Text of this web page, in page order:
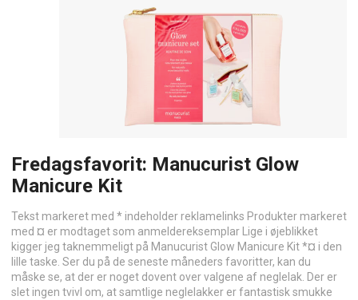
Fredagsfavorit: Manucurist Glow
Manicure Kit
Tekst markeret med * indeholder reklamelinks Produkter markeret
med ¤ er modtaget som anmeldereksemplar Lige i øjeblikket
kigger jeg taknemmeligt på Manucurist Glow Manicure Kit *¤ i den
lille taske. Ser du på de seneste måneders favoritter, kan du
måske se, at der er noget dovent over valgene af neglelak. Der er
slet ingen tvivl om, at samtlige neglelakker er fantastisk smukke